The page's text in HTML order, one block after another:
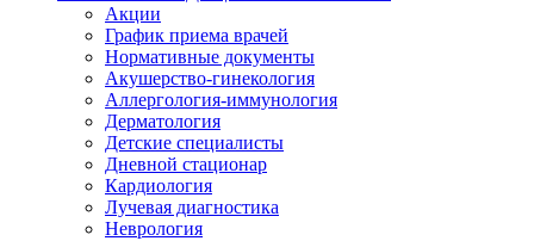
Акции
График приема врачей
Нормативные документы
Акушерство-гинекология
Аллергология-иммунология
Дерматология
Детские специалисты
Дневной стационар
Кардиология
Лучевая диагностика
Неврология